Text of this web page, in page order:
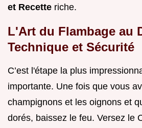
et Recette riche.
L'Art du Flambage au
Technique et Sécurité
C’est l'étape la plus
importante. Une fois que vous
champignons et les oignons et
dorés, baissez le feu. Versez le